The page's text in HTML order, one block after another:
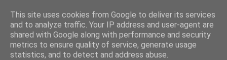
This site uses cookies from Google to deliver its services
and to analyze traffic. Your IP address and user-agent are
shared with Google along with performance and security
metrics to ensure quality of service, generate usage
statistics, and to detect and address abuse.